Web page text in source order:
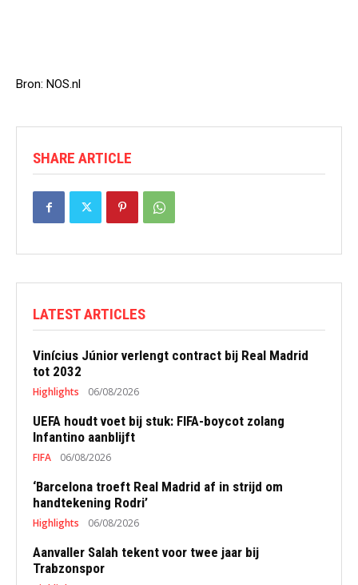
Bron: NOS.nl
SHARE ARTICLE
LATEST ARTICLES
Vinícius Júnior verlengt contract bij Real Madrid
tot 2032
Highlights 06/08/2026
UEFA houdt voet bij stuk: FIFA-boycot zolang
Infantino aanblijft
FIFA 06/08/2026
‘Barcelona troeft Real Madrid af in strijd om
handtekening Rodri’
Highlights 06/08/2026
Aanvaller Salah tekent voor twee jaar bij
Trabzonspor